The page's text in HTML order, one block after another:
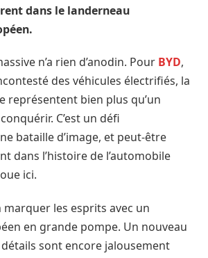
dans le landerneau
n’a rien d’anodin. Pour BYD,
des véhicules électrifiés, la
représentent bien plus qu’un
C’est un défi
bataille d’image, et peut-être
dans l’histoire de l’automobile
ici.
marquer les esprits avec un
en grande pompe. Un nouveau
sont encore jalousement